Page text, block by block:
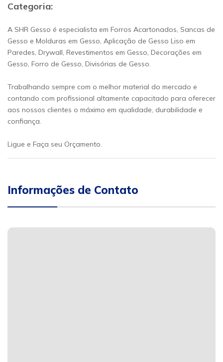
Categoria:
A SHR Gesso é especialista em Forros Acartonados, Sancas de
Gesso e Molduras em Gesso, Aplicação de Gesso Liso em
Paredes, Drywall, Revestimentos em Gesso, Decorações em
Gesso, Forro de Gesso, Divisórias de Gesso.
Trabalhando sempre com o melhor material do mercado e
contando com profissional altamente capacitado para oferecer
aos nossos clientes o máximo em qualidade, durabilidade e
confiança.
Ligue e Faça seu Orçamento.
Informações de Contato